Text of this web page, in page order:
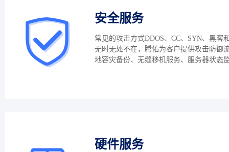
安全服务
常见的攻击方式DDOS、CC、SYN、黑客
无时无处不在，腾佑为客户提供攻击防御
地容灾备份、无缝移机服务、服务器状态
硬件服务